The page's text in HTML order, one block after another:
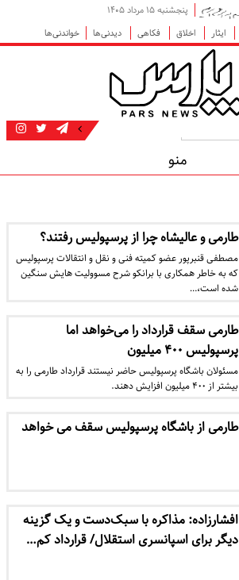
پنجشنبه ۱۵ مرداد ۱۴۰۵
ایثار اخلاق فکاهی دیدنی‌ها خواندنی‌ها
منو
طارمی و عالیشاه چرا از پرسپولیس رفتند؟
مصطفی قنبرپور عضو کمیته فنی و نقل و انتقالات پرسپولیس
که به خاطر همکاری با برانکو شرح مسوولیت هایش سنگین
شده است،…
طارمی سقف قرارداد را می‌خواهد اما
پرسپولیس ۴۰۰ میلیون
مسئولان باشگاه پرسپولیس حاضر نیستند قرارداد طارمی را به
بیشتر از ۴۰۰ میلیون افزایش دهند.
طارمی از باشگاه پرسپولیس سقف می خواهد
افشارزاده: مذاکره با سبک‌دست و یک گزینه
دیگر برای اسپانسری استقلال/ قرارداد کم…